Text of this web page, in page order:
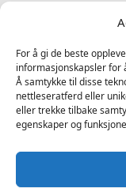
For å gi de beste
informasjonskapsler for
Å samtykke til disse
nettleseratferd eller
eller trekke tilbake
egenskaper og
SOSIALE
Følg oss på